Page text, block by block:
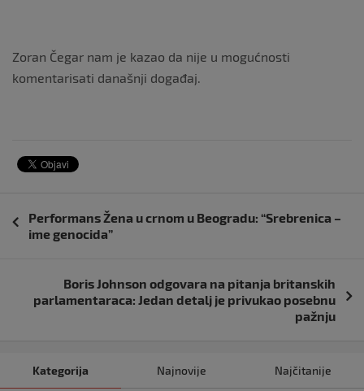
Zoran Čegar nam je kazao da nije u mogućnosti
komentarisati današnji događaj.
objava
Performans Žena u crnom u Beogradu: “Srebrenica –
ime genocida”
Boris Johnson odgovara na pitanja britanskih
parlamentaraca: Jedan detalj je privukao posebnu
pažnju
Kategorija Najnovije Najčitanije